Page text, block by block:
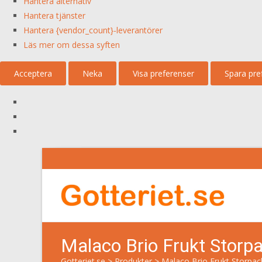
Hantera tjänster
Hantera {vendor_count}-leverantörer
Läs mer om dessa syften
Acceptera Neka Visa preferenser Spara
Malaco Brio Frukt